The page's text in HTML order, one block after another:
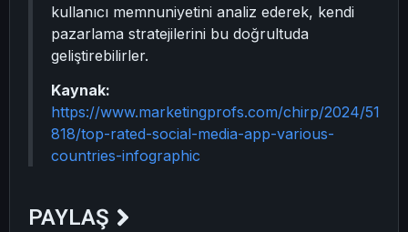
kullanıcı memnuniyetini analiz ederek, kendi
pazarlama stratejilerini bu doğrultuda
geliştirebilirler.
Kaynak:
https://www.marketingprofs.com/chirp/2024/51
818/top-rated-social-media-app-various-
countries-infographic
PAYLAŞ